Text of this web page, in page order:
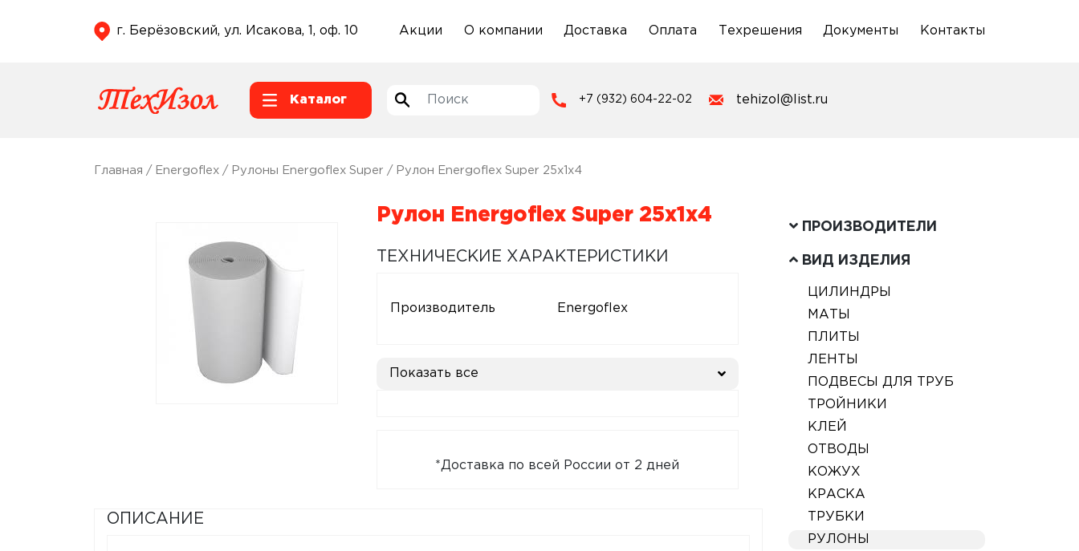
г. Берёзовский, ул. Исакова, 1, оф. 10 Акции О компании Доставка Оплата Техрешения Документы Контакты
Каталог +7 (932) 604-22-02 tehizol@list.ru
Главная / Energoflex / Рулоны Energoflex Super / Рулон Energoflex Super 25x1x4
Рулон Energoflex Super 25x1x4
ТЕХНИЧЕСКИЕ ХАРАКТЕРИСТИКИ
Производитель Energoflex
Показать все
*Доставка по всей России от 2 дней
ОПИСАНИЕ
ПРОИЗВОДИТЕЛИ
ВИД ИЗДЕЛИЯ
ЦИЛИНДРЫ
МАТЫ
ПЛИТЫ
ЛЕНТЫ
ПОДВЕСЫ ДЛЯ ТРУБ
ТРОЙНИКИ
КЛЕЙ
ОТВОДЫ
КОЖУХ
КРАСКА
ТРУБКИ
РУЛОНЫ